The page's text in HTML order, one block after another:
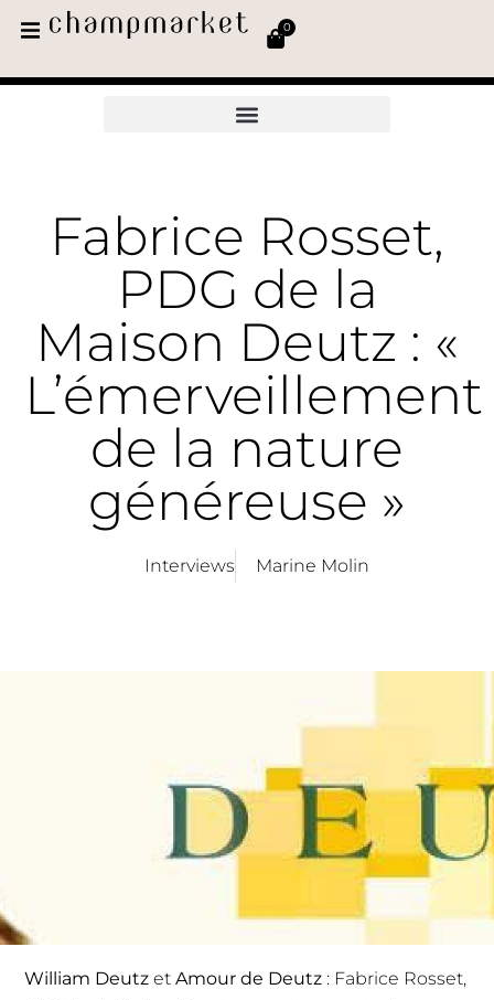
0
Fabrice Rosset,
PDG de la
Maison Deutz : «
L’émerveillement
de la nature
généreuse »
Interviews Marine Molin
William Deutz etAmour de Deutz : Fabrice Rosset,